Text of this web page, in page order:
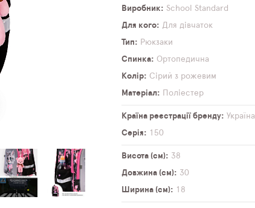
Виробник
School Standard
Для кого
Для дівчаток
Тип
Рюкзаки
Спинка
Ортопедична
Колір
Сірий з рожевим
Матеріал
Поліестер
Країна реєстрації бренду
Україна
Серія
150
Висота (см)
38
Довжина (см)
30
Ширина (см)
18